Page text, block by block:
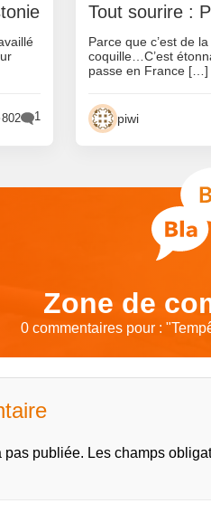
802 1
Tout sourire :
Parce que c’est de
coquille…C’est
passe en France […]
piwi
Zone de
0 commentaires pour : "
pas publiée. Les champs